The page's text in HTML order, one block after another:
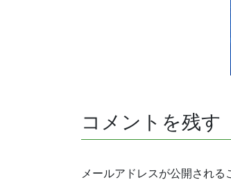
コメントを残す
メールアドレスが公開される